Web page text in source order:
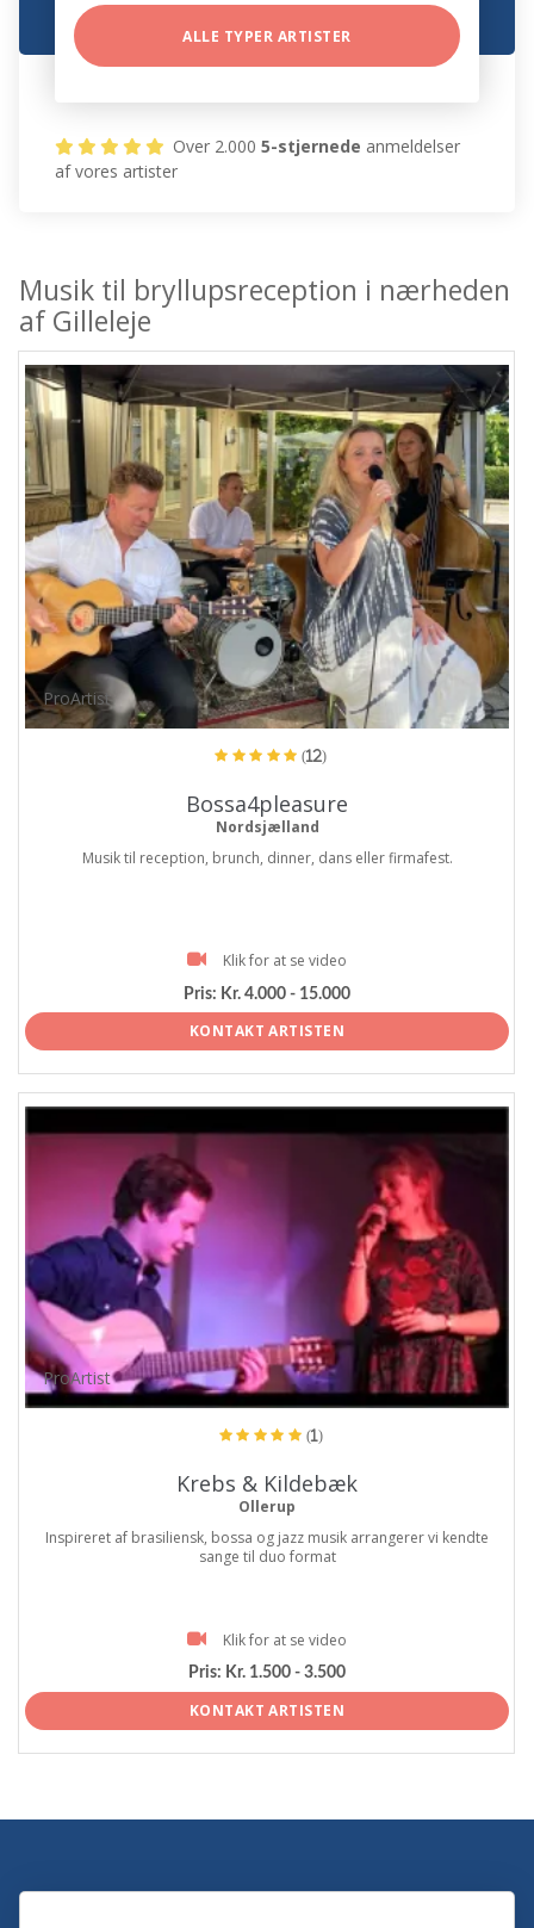
ALLE TYPER ARTISTER
Over 2.0005-stjernede anmeldelser
af vores artister
Musik til bryllupsreception i nærheden
af Gilleleje
ProArtist
(12)
Bossa4pleasure
Nordsjælland
Musik til reception, brunch, dinner, dans eller firmafest.
Klik for at se video
Pris: Kr. 4.000 - 15.000
KONTAKT ARTISTEN
ProArtist
(1)
Krebs & Kildebæk
Ollerup
Inspireret af brasiliensk, bossa og jazz musik arrangerer vi kendte
sange til duo format
Klik for at se video
Pris: Kr. 1.500 - 3.500
KONTAKT ARTISTEN